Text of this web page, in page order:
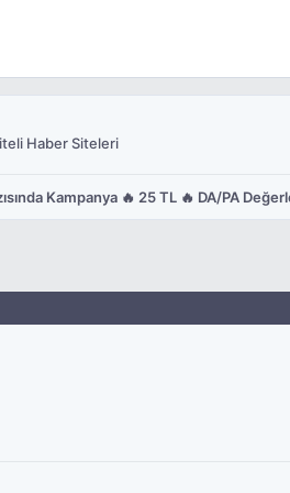
Haber Siteleri
Kampanya 🔥 25 TL 🔥 DA/PA